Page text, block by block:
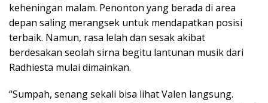
keheningan malam. Penonton yang berada di area
depan saling merangsek untuk mendapatkan posisi
terbaik. Namun, rasa lelah dan sesak akibat
berdesakan seolah sirna begitu lantunan musik dari
Radhiesta mulai dimainkan.
“Sumpah, senang sekali bisa lihat Valen langsung.